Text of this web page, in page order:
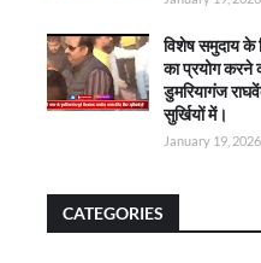
विशेष समुदाय के
का प्रयोग करने
डुमरियागंज
सुर्खियों में।
January 19, 2026
CATEGORIES